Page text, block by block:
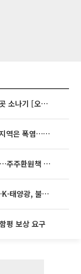
35도 안팎 무더위 이어져…전국 곳곳 소나기 [오늘 날씨]
동해안은 시간당 80㎜ 폭우, 그 외 지역은 폭염…‘극과 극 날씨’
SK하이닉스, 분기배당 375원 확정…주주환원책 9월로 앞당겨 발표
美 ‘232조 하이브리드 제재’ 임박…K-태양광, 불확실성 털고 날개 다나
평 보상 요구